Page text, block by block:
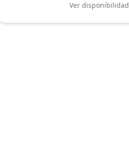
Ver disponibilidad